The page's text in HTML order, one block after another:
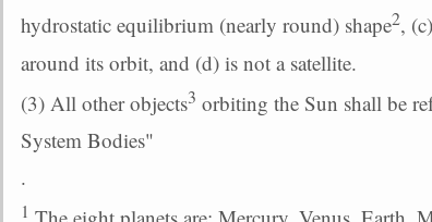
hydrostatic equilibrium (nearly round) shape2,
around its orbit, and (d) is not a satellite.
(3) All other objects3 orbiting the Sun shall be
System Bodies"
.
1